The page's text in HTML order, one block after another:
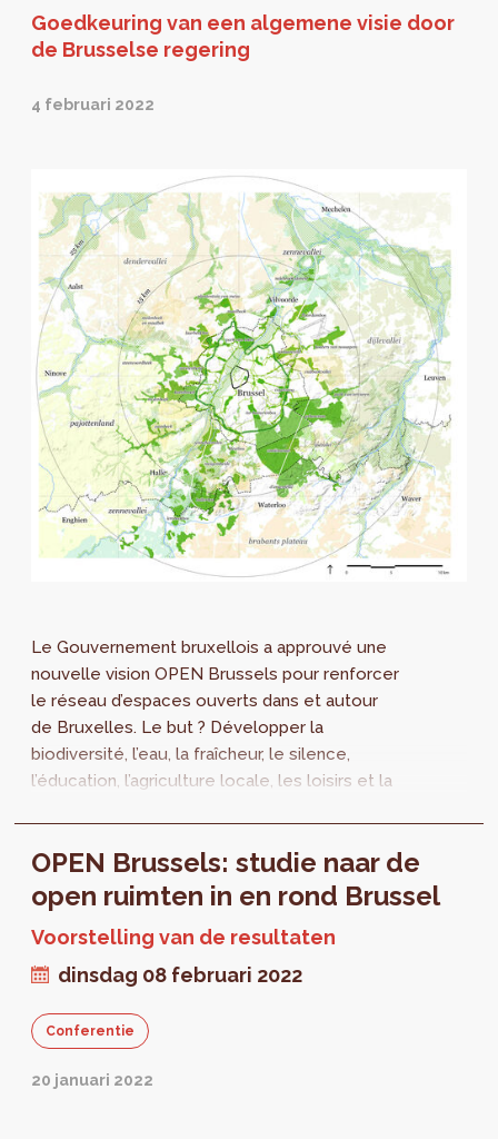
Goedkeuring van een algemene visie door
de Brusselse regering
4 februari 2022
Le Gouvernement bruxellois a approuvé une
nouvelle vision OPEN Brussels pour renforcer
le réseau d’espaces ouverts dans et autour
de Bruxelles. Le but ? Développer la
biodiversité, l’eau, la fraîcheur, le silence,
l’éducation, l’agriculture locale, les loisirs et la
Bruxelles Environnement et la Région
flamande. Une brochure de synthèse de cette
étude est maintenant disponible.
OPEN Brussels: studie naar de
open ruimten in en rond Brussel
Voorstelling van de resultaten
dinsdag 08 februari 2022
Conferentie
20 januari 2022